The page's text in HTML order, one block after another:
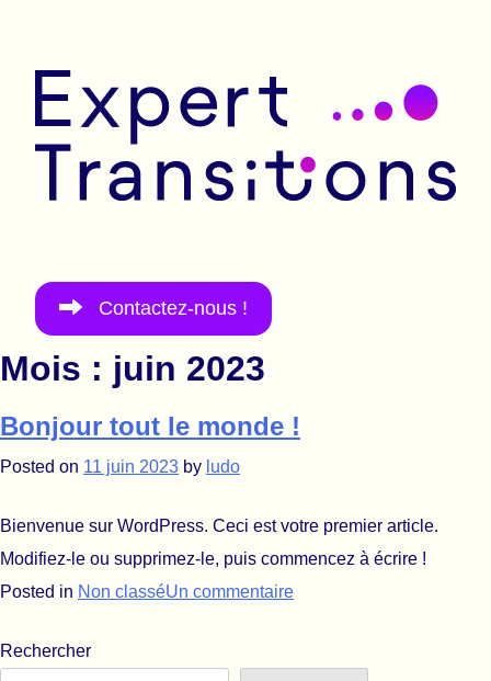
Contactez-nous !
Mois : juin 2023
Bonjour tout le monde !
Posted on 11 juin 2023 by ludo
Bienvenue sur WordPress. Ceci est votre premier article.
Modifiez-le ou supprimez-le, puis commencez à écrire !
Posted in Non classéUn commentairesur Bonjour tout le
Rechercher